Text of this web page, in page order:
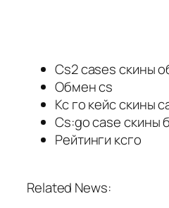
Cs2 cases скины
Обмен cs
Кс го кейс скины
Cs:go case скины
Рейтинги ксго
Related News: